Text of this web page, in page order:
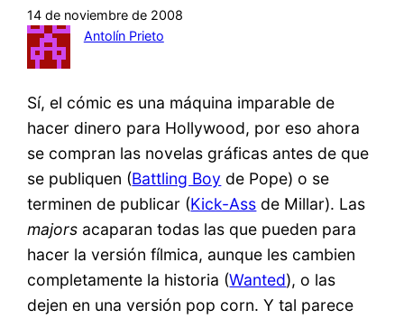
14 de noviembre de 2008
Antolín Prieto
Sí, el cómic es una máquina imparable de
hacer dinero para Hollywood, por eso ahora
se compran las novelas gráficas antes de que
se publiquen (Battling Boy de Pope) o se
terminen de publicar (Kick-Ass de Millar). Las
majors acaparan todas las que pueden para
hacer la versión fílmica, aunque les cambien
completamente la historia (Wanted), o las
dejen en una versión pop corn. Y tal parece